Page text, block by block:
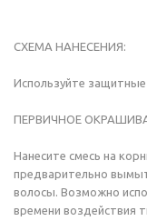
СХЕМА НАНЕСЕНИЯ:
Используйте защитные
ПЕРВИЧНОЕ
Нанесите смесь на
предварительно
волосы. Возможно
времени воздействия